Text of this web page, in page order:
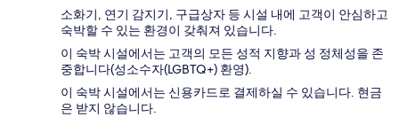
소화기, 연기 감지기, 구급상자 등 시설 내에 고객이 안심하고
숙박할 수 있는 환경이 갖춰져 있습니다.
이 숙박 시설에서는 고객의 모든 성적 지향과 성 정체성을 존
중합니다(성소수자(LGBTQ+) 환영).
이 숙박 시설에서는 신용카드로 결제하실 수 있습니다. 현금
은 받지 않습니다.